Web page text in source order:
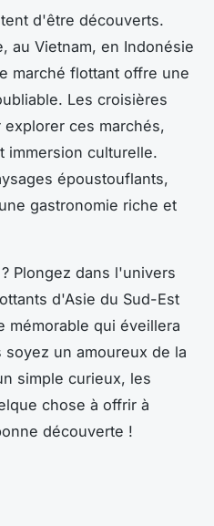
d'être découverts.
au Vietnam, en Indonésie
marché flottant offre une
Les croisières
ces marchés,
immersion culturelle.
époustouflants,
gastronomie riche et
Plongez dans l'univers
d'Asie du Sud-Est
qui éveillera
un amoureux de la
simple curieux, les
chose à offrir à
découverte !